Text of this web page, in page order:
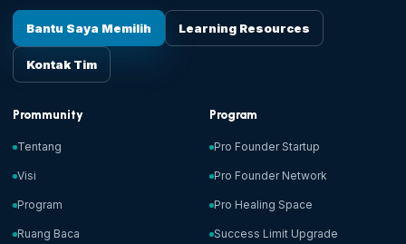
Bantu Saya Memilih Learning Resources
Kontak Tim
Prommunity
Tentang
Visi
Program
Ruang Baca
Program
Pro Founder Startup
Pro Founder Network
Pro Healing Space
Success Limit Upgrade